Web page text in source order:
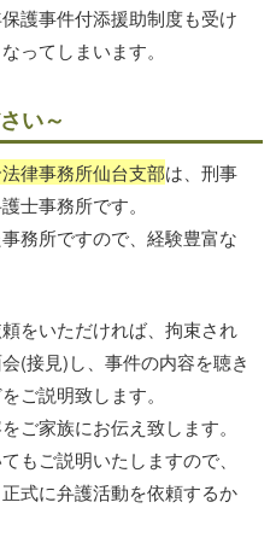
護事件付添援助制度も受け
ってしまいます。
い～
律事務所仙台支部は、刑事
士事務所です。
務所ですので、経験豊富な
をいただければ、拘束され
(接見)し、事件の内容を聴き
ご説明致します。
ご家族にお伝え致します。
もご説明いたしますので、
式に弁護活動を依頼するか